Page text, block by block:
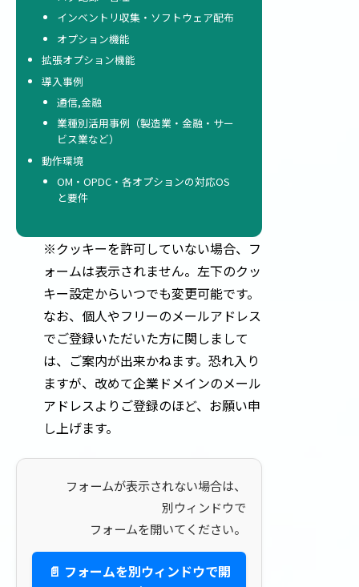
インベントリ収集・ソフトウェア配布
オプション機能
拡張オプション機能
導入事例
通信,金融
業種別活用事例（製造業・金融・サー
ビス業など）
動作環境
OM・OPDC・各オプションの対応OS
と要件
※クッキーを許可していない場合、フ
ォームは表示されません。左下のクッ
キー設定からいつでも変更可能です。
なお、個人やフリーのメールアドレス
でご登録いただいた方に関しまして
は、ご案内が出来かねます。恐れ入り
ますが、改めて企業ドメインのメール
アドレスよりご登録のほど、お願い申
し上げます。
フォームが表示されない場合は、
別ウィンドウで
フォームを開いてください。
📄 フォームを別ウィンドウで開